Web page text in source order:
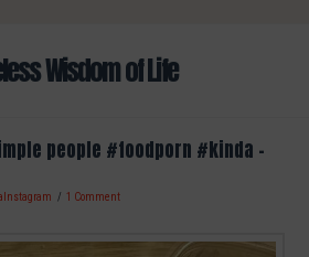
Wisdom of Life
people #foodporn #kinda –
1 Comment